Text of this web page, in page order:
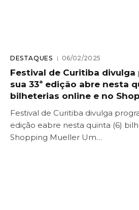
DESTAQUES 06/02/2025
Festival de Curitiba divulga
sua 33ª edição abre nesta
bilheterias online e no
Festival de Curitiba divulga
edição eabre nesta quinta (6)
Shopping Mueller Um…